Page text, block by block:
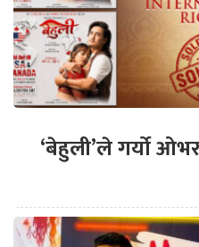
‘बेहुली’ले गर्यो